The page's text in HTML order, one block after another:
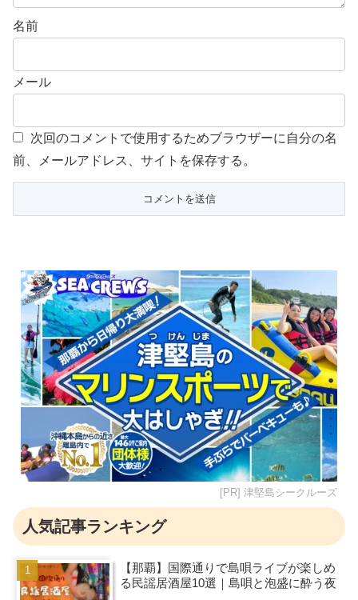
名前
メール
次回のコメントで使用するためブラウザーに自分の名
前、メールアドレス、サイトを保存する。
[PR] 津堅島シークルーズ
人気記事ランキング
【那覇】国際通りで島唄ライブが楽しめ
る民謡居酒屋10選｜島唄と泡盛に酔う夜